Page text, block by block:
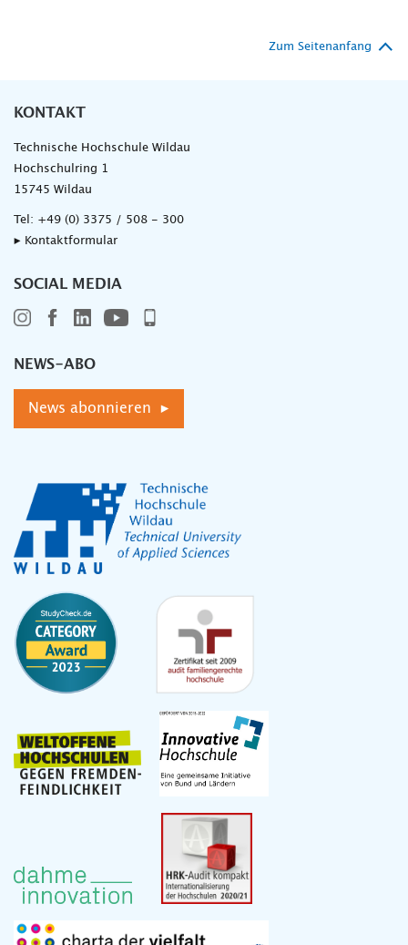
Zum Seitenanfang
KONTAKT
Technische Hochschule Wildau
Hochschulring 1
15745 Wildau
Tel: +49 (0) 3375 / 508 - 300
▸ Kontaktformular
SOCIAL MEDIA
NEWS-ABO
News abonnieren ▸